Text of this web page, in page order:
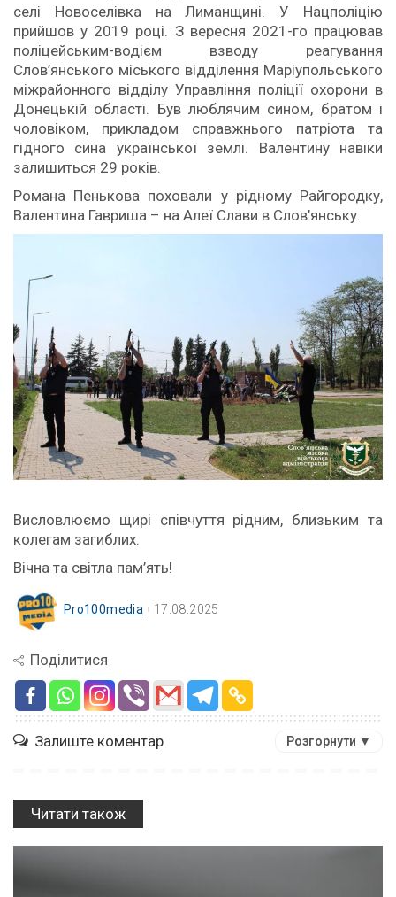
селі Новоселівка на Лиманщині. У Нацполіцію
прийшов у 2019 році. З вересня 2021-го працював
поліцейським-водієм взводу реагування
Слов’янського міського відділення Маріупольського
міжрайонного відділу Управління поліції охорони в
Донецькій області. Був люблячим сином, братом і
чоловіком, прикладом справжнього патріота та
гідного сина української землі. Валентину навіки
залишиться 29 років.
Романа Пенькова поховали у рідному Райгородку,
Валентина Гавриша – на Алеї Слави в Слов’янську.
Висловлюємо щирі співчуття рідним, близьким та
колегам загиблих.
Вічна та світла пам’ять!
Pro100media 17.08.2025
Поділитися
Залиште коментар Розгорнути ▼
Читати також